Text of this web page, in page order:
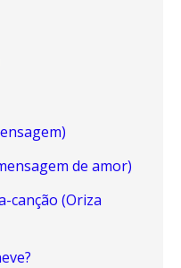
de amor)
canção (Oriza